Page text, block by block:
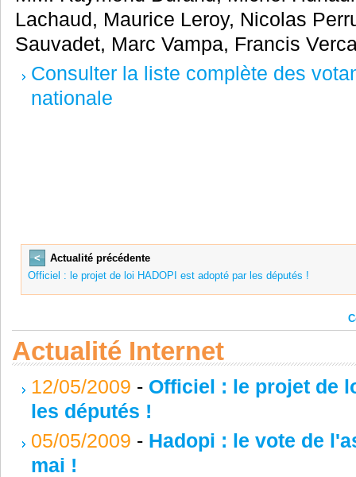
Lachaud, Maurice Leroy, Nicolas
Sauvadet, Marc Vampa, Francis
Consulter la liste complète des
nationale
<
Actualité précédente
Officiel : le projet de loi HADOPI est adopté par les députés !
Actualité Internet
12/05/2009 - Officiel : le projet de
les députés !
05/05/2009 - Hadopi : le vote de
mai !